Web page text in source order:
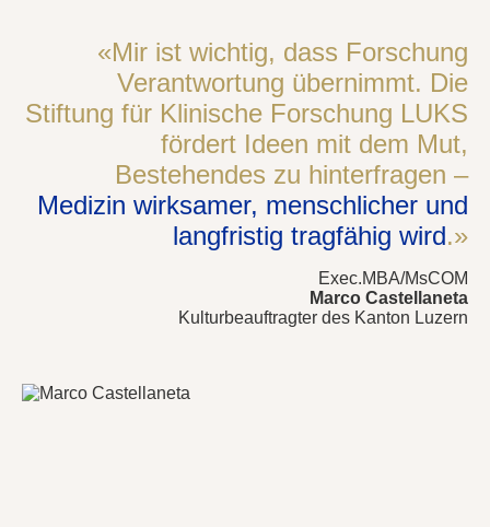
«Mir ist wichtig, dass Forschung
Verantwortung übernimmt. Die
Stiftung für Klinische Forschung LUKS
fördert Ideen mit dem Mut,
Bestehendes zu hinterfragen –
Medizin wirksamer, menschlicher und
langfristig tragfähig wird.»
Exec.MBA/MsCOM
Marco Castellaneta
Kulturbeauftragter des Kanton Luzern